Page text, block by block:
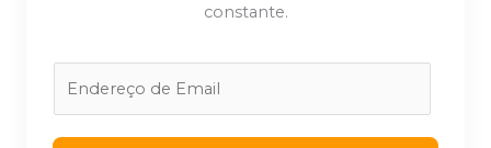
constante.